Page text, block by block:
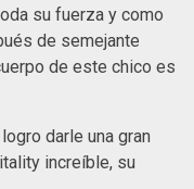
su fuerza y como
de semejante
de este chico es
darle una gran
increíble, su